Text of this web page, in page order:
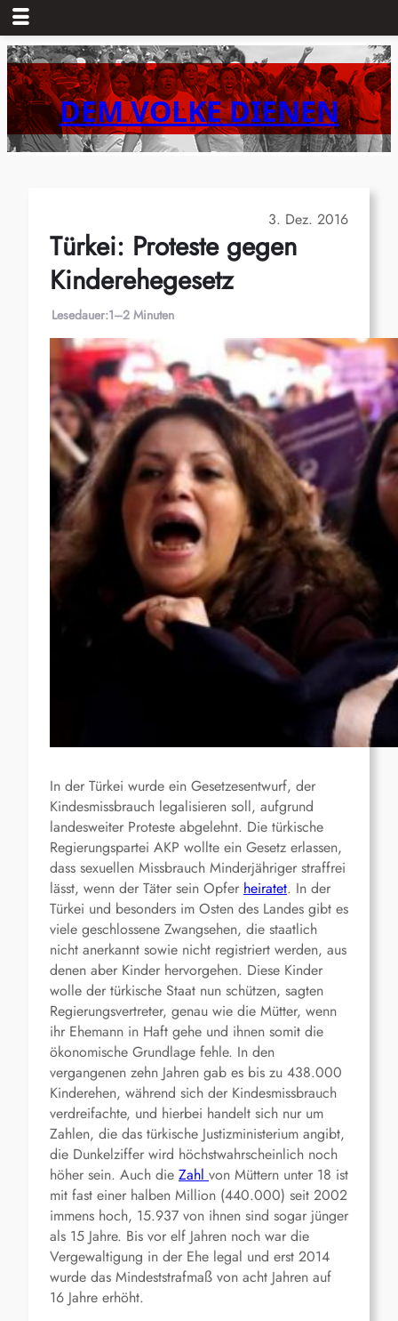
Zum
Inhalt
springenDEM VOLKE DIENEN
3. Dez. 2016
Türkei: Proteste gegen
Kinderehegesetz
Lesedauer:1–2 Minuten
In der Türkei wurde ein Gesetzesentwurf, der
Kindesmissbrauch legalisieren soll, aufgrund
landesweiter Proteste abgelehnt. Die türkische
Regierungspartei AKP wollte ein Gesetz erlassen,
dass sexuellen Missbrauch Minderjähriger straffrei
lässt, wenn der Täter sein Opfer heiratet. In der
Türkei und besonders im Osten des Landes gibt es
viele geschlossene Zwangsehen, die staatlich
nicht anerkannt sowie nicht registriert werden, aus
denen aber Kinder hervorgehen. Diese Kinder
wolle der türkische Staat nun schützen, sagten
Regierungsvertreter, genau wie die Mütter, wenn
ihr Ehemann in Haft gehe und ihnen somit die
ökonomische Grundlage fehle. In den
vergangenen zehn Jahren gab es bis zu 438.000
Kinderehen, während sich der Kindesmissbrauch
verdreifachte, und hierbei handelt sich nur um
Zahlen, die das türkische Justizministerium angibt,
die Dunkelziffer wird höchstwahrscheinlich noch
höher sein. Auch die Zahl von Müttern unter 18 ist
mit fast einer halben Million (440.000) seit 2002
immens hoch, 15.937 von ihnen sind sogar jünger
als 15 Jahre. Bis vor elf Jahren noch war die
Vergewaltigung in der Ehe legal und erst 2014
wurde das Mindeststrafmaß von acht Jahren auf
16 Jahre erhöht.